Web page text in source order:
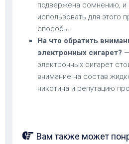
подвержена сомнению, и
использовать для этого
способы.
На что обратить
электронных сигарет?
электронных сигарет
внимание на состав
никотина и репутацию
Вам также может